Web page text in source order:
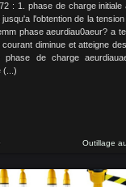
: 1. phase de charge initiale
l'obtention de la
phase aeurdiau0aeur? a
diminue et atteigne
phase de charge
(...)
Outillage